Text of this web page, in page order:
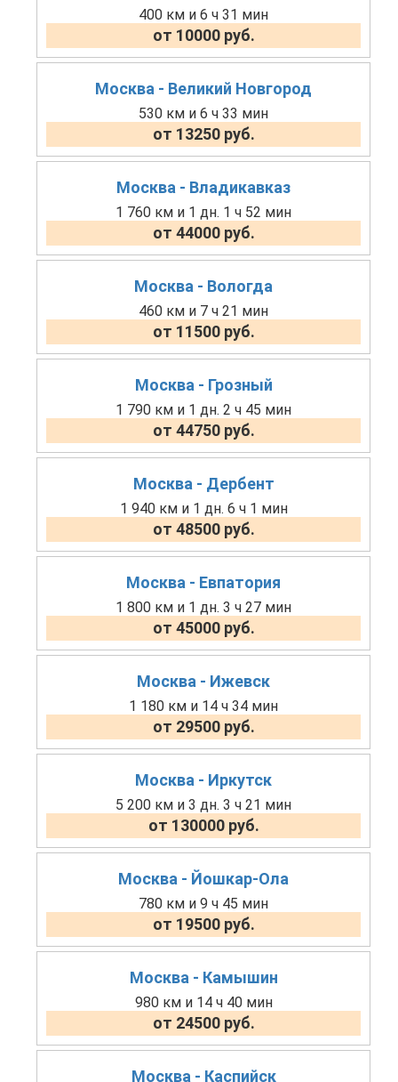
400 км и 6 ч 31 мин
от 10000 руб.
Москва - Великий Новгород
530 км и 6 ч 33 мин
от 13250 руб.
Москва - Владикавказ
1 760 км и 1 дн. 1 ч 52 мин
от 44000 руб.
Москва - Вологда
460 км и 7 ч 21 мин
от 11500 руб.
Москва - Грозный
1 790 км и 1 дн. 2 ч 45 мин
от 44750 руб.
Москва - Дербент
1 940 км и 1 дн. 6 ч 1 мин
от 48500 руб.
Москва - Евпатория
1 800 км и 1 дн. 3 ч 27 мин
от 45000 руб.
Москва - Ижевск
1 180 км и 14 ч 34 мин
от 29500 руб.
Москва - Иркутск
5 200 км и 3 дн. 3 ч 21 мин
от 130000 руб.
Москва - Йошкар-Ола
780 км и 9 ч 45 мин
от 19500 руб.
Москва - Камышин
980 км и 14 ч 40 мин
от 24500 руб.
Москва - Каспийск